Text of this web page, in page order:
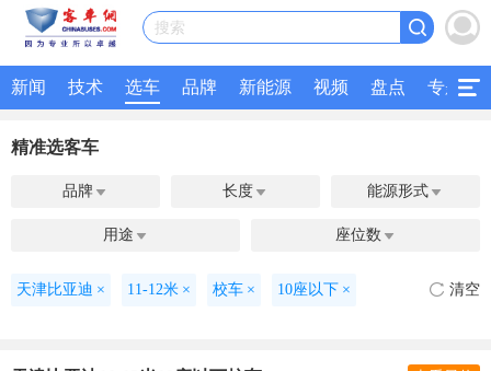
搜索
新闻 技术 选车 品牌 新能源 视频 盘点 专题
精准选客车
品牌  长度  能源形式 
用途  座位数 
天津比亚迪 × 11-12米 × 校车 × 10座以下 × 清空